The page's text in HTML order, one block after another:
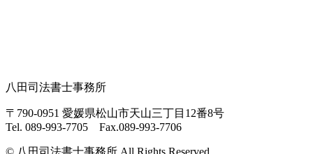
八田司法書士事務所
〒790-0951 愛媛県松山市天山三丁目12番8号
Tel. 089-993-7705 Fax.089-993-7706
© 八田司法書士事務所 All Rights Reserved.